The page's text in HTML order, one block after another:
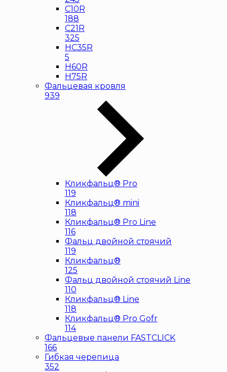
С10R
188
С21R
325
HC35R
5
H60R
H75R
Фальцевая кровля
939
Кликфальц® Pro
119
Кликфальц® mini
118
Кликфальц® Pro Line
116
Фальц двойной стоячий
119
Кликфальц®
125
Фальц двойной стоячий Line
110
Кликфальц® Line
118
Кликфальц® Pro Gofr
114
Фальцевые панели FASTCLICK
166
Гибкая черепица
352